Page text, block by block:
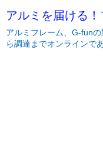
アルミを届ける
アルミフレーム、G-fun
ら調達までオンラインで